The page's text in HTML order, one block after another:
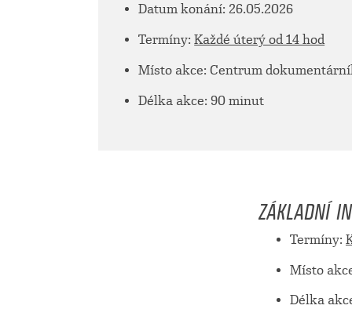
Datum konání: 26.05.2026
Termíny:Každé úterý od 14 hod
Místo akce: Centrum
Délka akce: 90 minut
ZÁKLADNÍ
Termíny:
Místo
Délka